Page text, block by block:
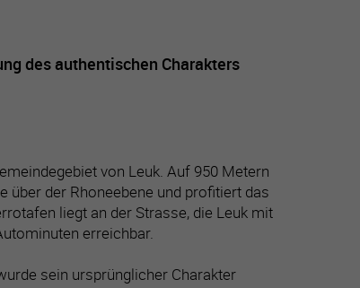
des authentischen Charakters
von Leuk. Auf 950 Metern
über der Rhoneebene und profitiert das
liegt an der Strasse, die Leuk mit
erreichbar.
sein ursprünglicher Charakter